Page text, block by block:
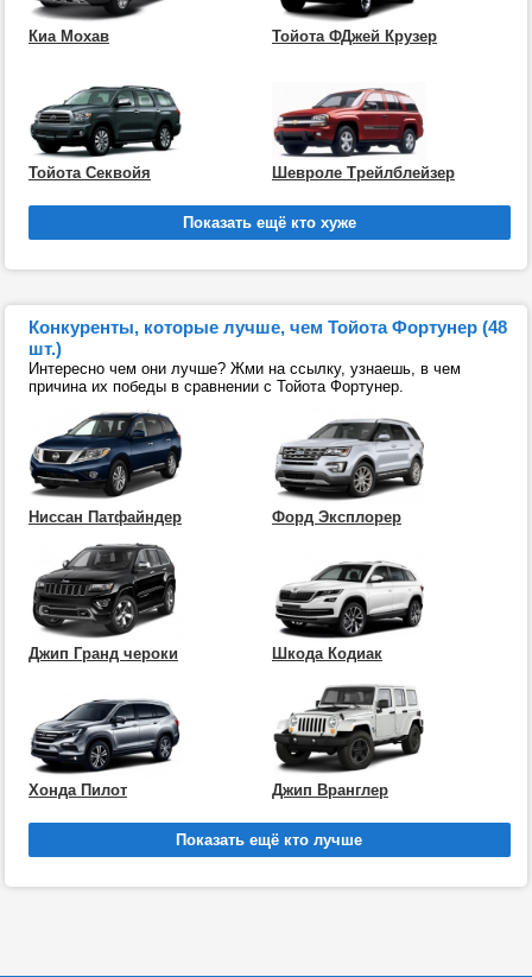
Киа Мохав Тойота ФДжей Крузер
Тойота Секвойя Шевроле Трейлблейзер
Конкуренты, которые лучше, чем Тойота Фортунер (48
шт.)
Интересно чем они лучше? Жми на ссылку, узнаешь, в чем
причина их победы в сравнении с Тойота Фортунер.
Ниссан Патфайндер Форд Эксплорер
Джип Гранд чероки Шкода Кодиак
Хонда Пилот Джип Вранглер